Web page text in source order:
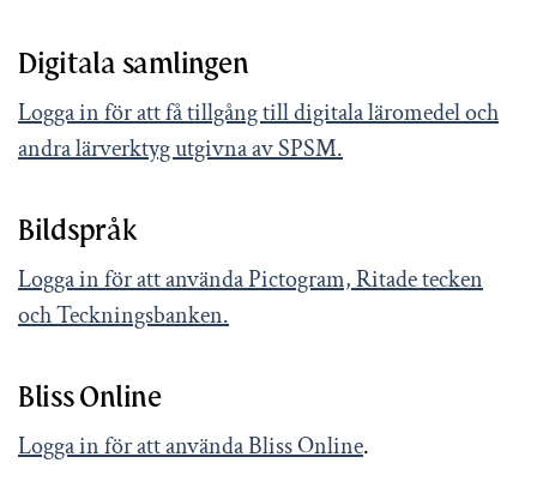
Digitala samlingen
Logga in för att få tillgång till digitala läromedel och
andra lärverktyg utgivna av SPSM.
Bildspråk
Logga in för att använda Pictogram, Ritade tecken
och Teckningsbanken.
Bliss Online
Logga in för att använda Bliss Online.